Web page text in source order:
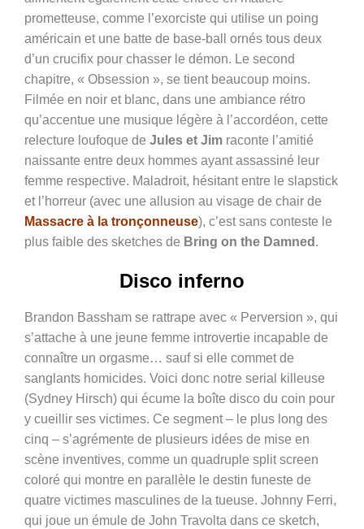
prometteuse, comme l’exorciste qui utilise un poing
américain et une batte de base-ball ornés tous deux
d’un crucifix pour chasser le démon. Le second
chapitre, « Obsession », se tient beaucoup moins.
Filmée en noir et blanc, dans une ambiance rétro
qu’accentue une musique légère à l’accordéon, cette
relecture loufoque de Jules et Jim raconte l’amitié
naissante entre deux hommes ayant assassiné leur
femme respective. Maladroit, hésitant entre le slapstick
et l’horreur (avec une allusion au visage de chair de
Massacre à la tronçonneuse), c’est sans conteste le
plus faible des sketches de Bring on the Damned .
Disco inferno
Brandon Bassham se rattrape avec « Perversion », qui
s’attache à une jeune femme introvertie incapable de
connaître un orgasme… sauf si elle commet de
sanglants homicides. Voici donc notre serial killeuse
(Sydney Hirsch) qui écume la boîte disco du coin pour
y cueillir ses victimes. Ce segment – le plus long des
cinq – s’agrémente de plusieurs idées de mise en
scène inventives, comme un quadruple split screen
coloré qui montre en parallèle le destin funeste de
quatre victimes masculines de la tueuse. Johnny Ferri,
qui joue un émule de John Travolta dans ce sketch,